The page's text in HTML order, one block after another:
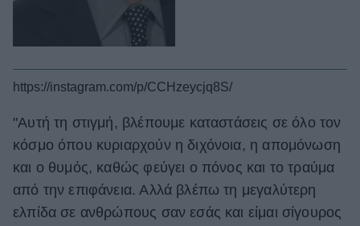
https://instagram.com/p/CCHzeycjq8S/
"Αυτή τη στιγμή, βλέπουμε καταστάσεις σε όλο τον
κόσμο όπου κυριαρχούν η διχόνοια, η απομόνωση
και ο θυμός, καθώς φεύγει ο πόνος και το τραύμα
από την επιφάνεια. Αλλά βλέπω τη μεγαλύτερη
ελπίδα σε ανθρώπους σαν εσάς και είμαι σίγουρος